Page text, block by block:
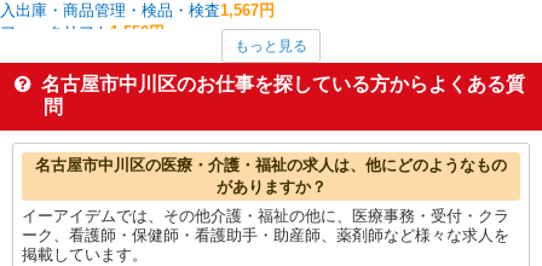
入出庫・商品管理・検品・検査1,567円
フォークリフト 1,550円
1,524円
作業療法士・理学療法士・言語聴覚士・視能訓練士1,507円
家電・携帯販売1,503円
経理・人事・労務・総務・法務
名古屋市中川区の他の職種の平均時給を見る
もっと見る
名古屋市中川区のお仕事を探している方からよくある質
問
名古屋市中川区の医療・介護・福祉の求人は、他にどのようなもの
がありますか？
イーアイデムでは、その他介護・福祉の他に、医療事務・受付・クラ
ーク、看護師・保健師・看護助手・助産師、薬剤師など様々な求人を
掲載しています。